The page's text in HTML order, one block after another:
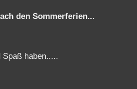
den Sommerferien...
haben.....